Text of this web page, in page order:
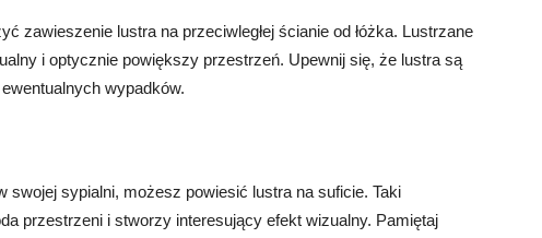
zawieszenie lustra na przeciwległej ścianie od łóżka. Lustrzane
i optycznie powiększy przestrzeń. Upewnij się, że lustra są
wypadków.
sypialni, możesz powiesić lustra na suficie. Taki
przestrzeni i stworzy interesujący efekt wizualny. Pamiętaj